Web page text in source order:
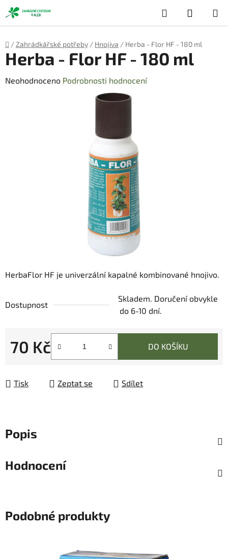
Přejít
na
obsah
Hledat
KOŠÍK
Domů
/ Zahrádkářské potřeby / Hnojiva / Herba - Flor HF - 180 ml
HerbaFlor HF je univerzální kapalné kombinované hnojivo.
Dostupnost
Skladem. Doručení obvykle
do 6-10 dní.
70 Kč
Měrná cena:
DO KOŠÍKU
Tisk Zeptat se Sdílet
Herba - Flor HF - 180 ml
Průměrné
Neohodnoceno Podrobnosti hodnocení
Popis
Hodnocení
Podobné produkty